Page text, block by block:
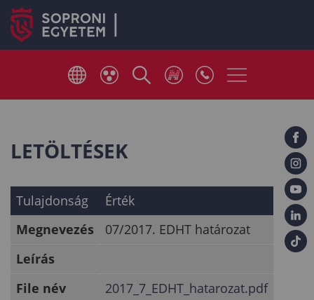
LETÖLTÉSEK
Tulajdonság
Érték
Megnevezés
07/2017. EDHT határozat
Leírás
File név
2017_7_EDHT_hatarozat.pdf